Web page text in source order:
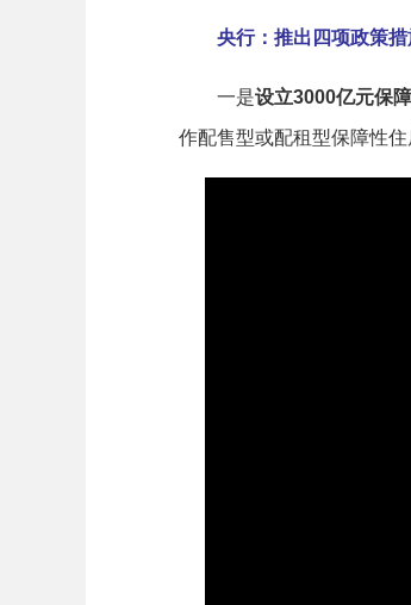
央行：推出四项政策措
一是设立3000亿元保
作配售型或配租型保障性